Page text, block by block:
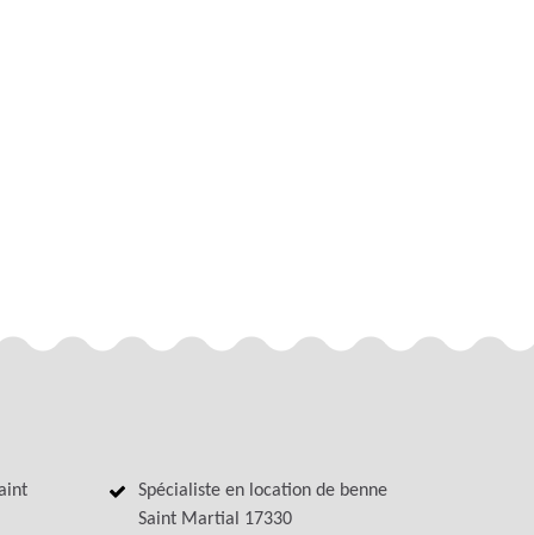
Spécialiste en location de benne
Saint Martial 17330